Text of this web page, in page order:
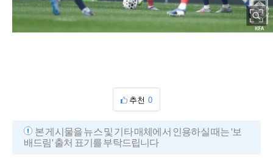
추천 0
본 게시물을 뉴스 및 기타 매체에서 인용하실 때는 '보
배드림' 출처 표기를 부탁드립니다